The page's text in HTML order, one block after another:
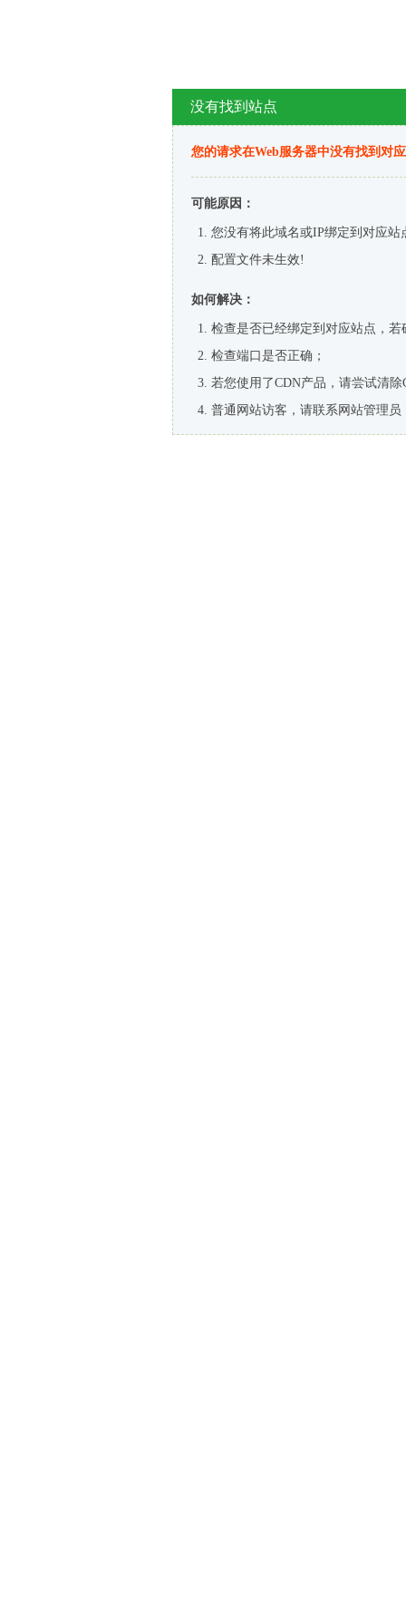
没有找到站点
您的请求在Web服务器中没有找到对
可能原因：
您没有将此域名或IP绑定到对应站
配置文件未生效!
如何解决：
检查是否已经绑定到对应站点，
检查端口是否正确；
若您使用了CDN产品，请尝试清除
普通网站访客，请联系网站管理员